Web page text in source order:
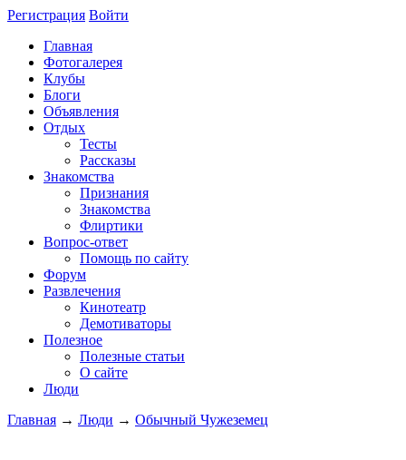
Регистрация Войти
Главная
Фотогалерея
Клубы
Блоги
Объявления
Отдых
Тесты
Рассказы
Знакомства
Признания
Знакомства
Флиртики
Вопрос-ответ
Помощь по сайту
Форум
Развлечения
Кинотеатр
Демотиваторы
Полезное
Полезные статьи
О сайте
Люди
Главная → Люди → Обычный Чужеземец